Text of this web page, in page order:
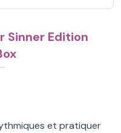
Sinner Edition
et pratiquer